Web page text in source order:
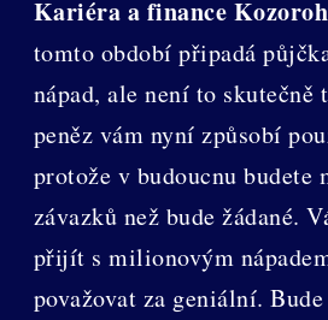
Kariéra a finance
tomto období připadá
nápad, ale není to skutečně
peněz vám nyní způsobí
protože v budoucnu
závazků než bude žádané.
přijít s milionovým
považovat za geniální.